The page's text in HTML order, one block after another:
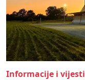
Informacije i vijesti